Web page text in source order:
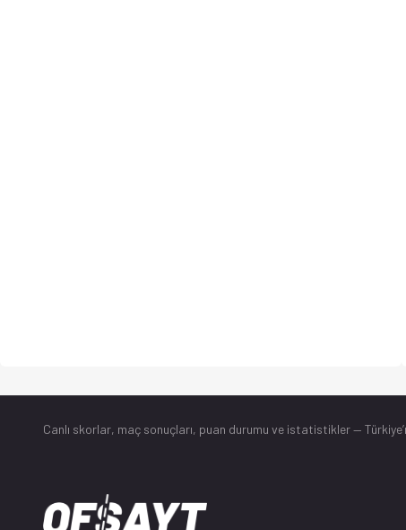
Canlı skorlar, maç sonuçları, puan durumu ve istatistikler —